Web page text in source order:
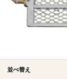
並べ替え